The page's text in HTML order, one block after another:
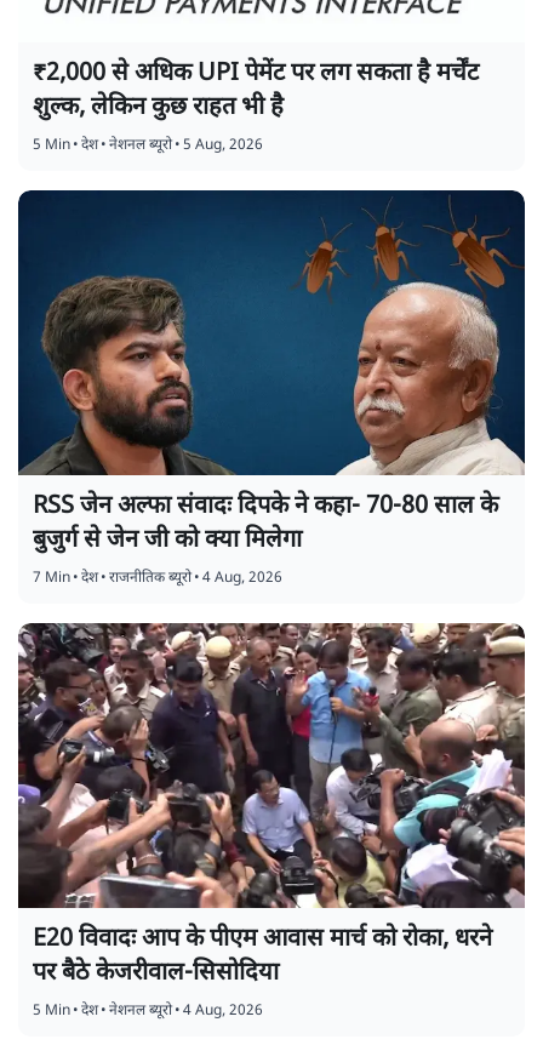
₹2,000 से अधिक UPI पेमेंट पर लग सकता है मर्चेंट
शुल्क, लेकिन कुछ राहत भी है
5 Min•देश•नेशनल ब्यूरो•5 Aug, 2026
RSS जेन अल्फा संवादः दिपके ने कहा- 70-80 साल के
बुजुर्ग से जेन जी को क्या मिलेगा
7 Min•देश•राजनीतिक ब्यूरो•4 Aug, 2026
E20 विवादः आप के पीएम आवास मार्च को रोका, धरने
पर बैठे केजरीवाल-सिसोदिया
5 Min•देश•नेशनल ब्यूरो•4 Aug, 2026